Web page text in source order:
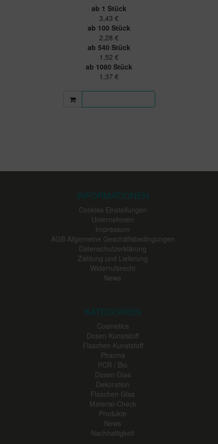
ab 1 Stück
3,43 €
ab 100 Stück
2,28 €
ab 540 Stück
1,52 €
ab 1080 Stück
1,37 €
INFORMATIONEN
Cookies Einstellungen
Unternehmen
Impressum
AGB Allgemeine Geschäftsbedingungen
Datenschutzerklärung
Zahlung und Lieferung
Widerrufsrecht
News
KATEGORIEN
Cosmetics
Dosen Kunststoff
Flaschen Kunststoff
Pharma
PCR / Bio
Dosen Glas
Dekoration
Flaschen Glas
Material-Check
Produkte
News
Nachhaltigkeit